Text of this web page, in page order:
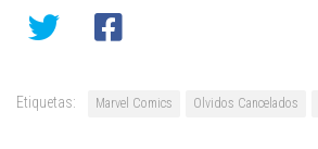
Etiquetas: Marvel Comics Olvidos Cancelados